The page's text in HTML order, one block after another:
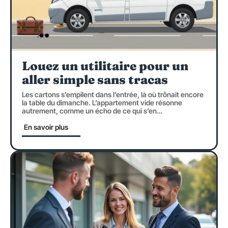
Louez un utilitaire pour un
aller simple sans tracas
Les cartons s’empilent dans l’entrée, là où trônait encore
la table du dimanche. L’appartement vide résonne
autrement, comme un écho de ce qui s’en…
En savoir plus